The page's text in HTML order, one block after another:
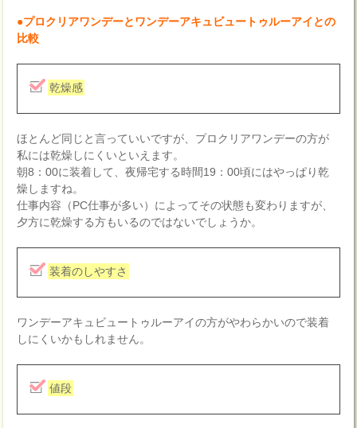
●プロクリアワンデーとワンデーアキュビュートゥルーアイとの
比較
乾燥感
ほとんど同じと言っていいですが、プロクリアワンデーの方が
私には乾燥しにくいといえます。
朝8：00に装着して、夜帰宅する時間19：00頃にはやっぱり乾
燥しますね。
仕事内容（PC仕事が多い）によってその状態も変わりますが、
夕方に乾燥する方もいるのではないでしょうか。
装着のしやすさ
ワンデーアキュビュートゥルーアイの方がやわらかいので装着
しにくいかもしれません。
値段